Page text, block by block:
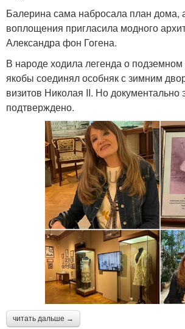
Балерина сама набросала план дома,
воплощения пригласила модного
Александра фон Гогена.
В народе ходила легенда о
якобы соединял особняк с зимним
визитов Николая II. Но документально
подтверждено.
читать дальше →